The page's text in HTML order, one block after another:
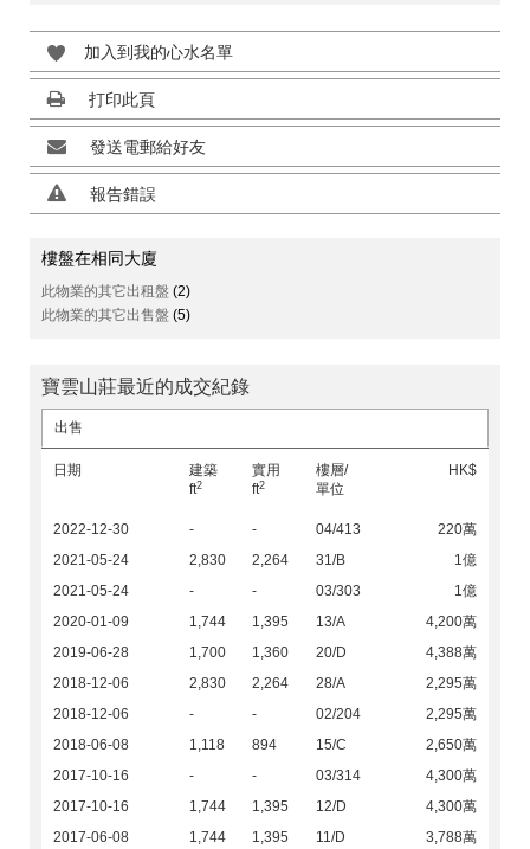
加入到我的心水名單
打印此頁
發送電郵給好友
報告錯誤
樓盤在相同大廈
此物業的其它出租盤 (2)
此物業的其它出售盤 (5)
寶雲山莊最近的成交紀錄
出售
日期
建築
ft2
實用
ft2
樓層/
單位
HK$
2022-12-30 - - 04/413
220萬
2021-05-24
2,830 2,264 31/B
1億
2021-05-24
- - 03/303
1億
2020-01-09
1,744 1,395 13/A
4,200萬
2019-06-28
1,700 1,360 20/D
4,388萬
2018-12-06
2,830 2,264 28/A
2,295萬
2018-12-06
- - 02/204
2,295萬
2018-06-08
1,118 894 15/C
2,650萬
2017-10-16
- - 03/314
4,300萬
2017-10-16
1,744 1,395 12/D
4,300萬
2017-06-08
1,744 1,395 11/D 3,788萬